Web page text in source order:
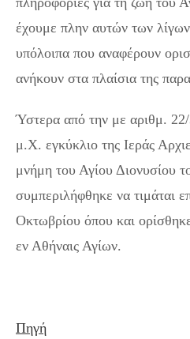
έχουμε πλην αυτών των
υπόλοιπα που αναφέρουν
ανήκουν στα πλαίσια της
Ύστερα από την με αριθμ.
μ.Χ. εγκύκλιο της Ιεράς
μνήμη του Αγίου Διονυσίου
συμπεριλήφθηκε να τιμάται
Οκτωβρίου όπου και
εν Αθήναις Αγίων.
Πηγή